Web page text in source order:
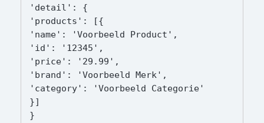
'detail': {
'products': [{
'name': 'Voorbeeld Product',
'id': '12345',
'price': '29.99',
'brand': 'Voorbeeld Merk',
'category': 'Voorbeeld Categorie'
}]
}